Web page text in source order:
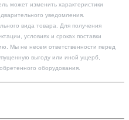
может изменить характеристики
уведомления.
вида товара. Для получения
условиях и сроках поставки
Мы не несем ответственности перед
выгоду или иной ущерб,
оборудования.